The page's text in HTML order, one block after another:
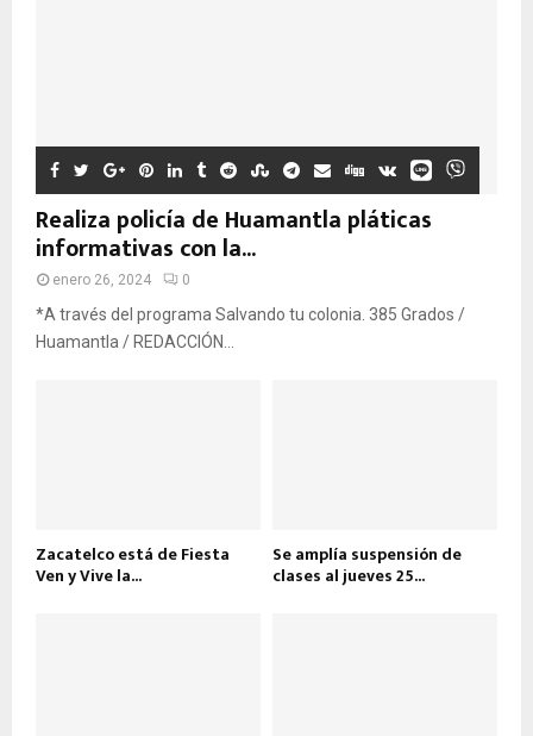
Realiza policía de Huamantla pláticas
informativas con la...
enero 26, 2024 0
*A través del programa Salvando tu colonia. 385 Grados /
Huamantla / REDACCIÓN...
Zacatelco está de Fiesta
Ven y Vive la...
Se amplía suspensión de
clases al jueves 25...